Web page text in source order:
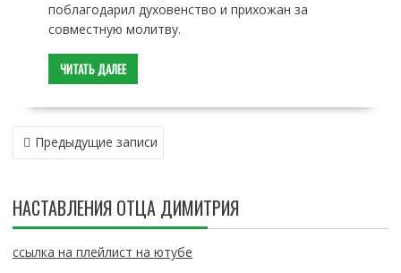
поблагодарил духовенство и прихожан за
совместную молитву.
ЧИТАТЬ ДАЛЕЕ
Н
А
И
Г
А
Ц
Предыдущие записи
НАСТАВЛЕНИЯ ОТЦА ДИМИТРИЯ
ссылка на плейлист на ютубе